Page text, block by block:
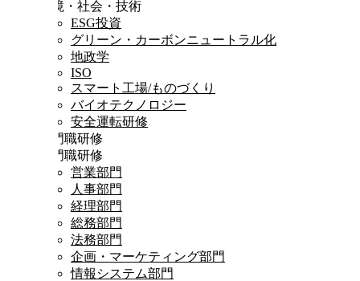
環境・社会・技術
ESG投資
グリーン・カーボンニュートラル化
地政学
ISO
スマート工場/ものづくり
バイオテクノロジー
安全運転研修
専門職研修
専門職研修
営業部門
人事部門
経理部門
総務部門
法務部門
企画・マーケティング部門
情報システム部門